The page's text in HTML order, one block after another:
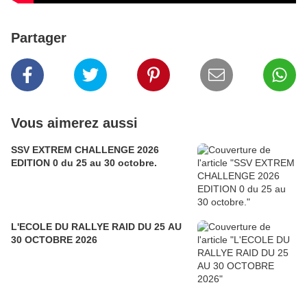
Partager
Vous aimerez aussi
SSV EXTREM CHALLENGE 2026
EDITION 0 du 25 au 30 octobre.
L'ECOLE DU RALLYE RAID DU 25 AU
30 OCTOBRE 2026